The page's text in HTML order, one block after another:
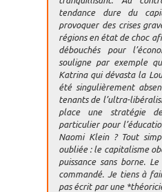
tendance dure du
provoquer des crises
régions en état de choc
débouchés pour
souligne par exemple
Katrina qui dévasta la
été singulièrement
tenants de l’ultra-
place une stratégie
particulier pour
Naomi Klein ? Tout
oubliée : le capitalisme
puissance sans borne.
commandé. Je tiens à
pas écrit par une